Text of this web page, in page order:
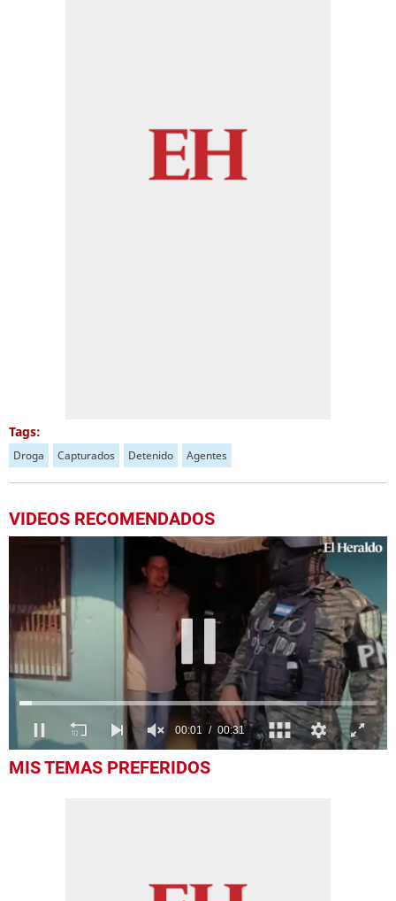
Tags:
Droga Capturados Detenido Agentes
VIDEOS RECOMENDADOS
seconds
MIS TEMAS PREFERIDOS